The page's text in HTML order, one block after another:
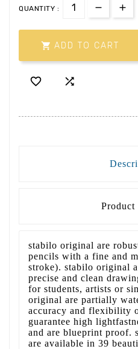
QUANTITY :
 ADD TO CART
 
Product
stabilo original are
pencils with a fine and
stroke). stabilo original
precise and clean
for students, artists or
original are partially
accuracy and flexibility
guarantee high
and are blueprint proof.
are available in 39